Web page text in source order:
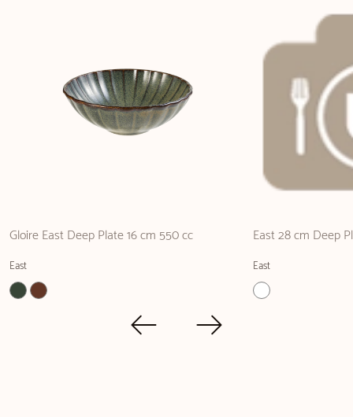
Gloire East Deep Plate 16 cm 550 cc
East
East 28 cm Deep
East